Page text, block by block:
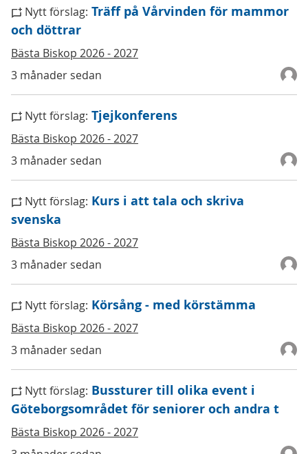
3 månader sedan
Nytt förslag: Träff på Vårvinden för mammor
och döttrar
Bästa Biskop 2026 - 2027
3 månader sedan
Nytt förslag: Tjejkonferens
Bästa Biskop 2026 - 2027
3 månader sedan
Nytt förslag: Kurs i att tala och skriva
svenska
Bästa Biskop 2026 - 2027
3 månader sedan
Nytt förslag: Körsång - med körstämma
Bästa Biskop 2026 - 2027
Nytt förslag: Bussturer till olika event i
Göteborgsområdet för seniorer och andra t
Bästa Biskop 2026 - 2027